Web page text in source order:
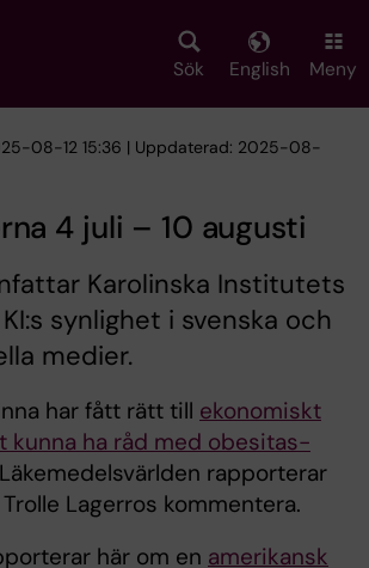
Sök English Meny
08-12 15:36 | Uppdaterad: 2025-08-
4 juli – 10 augusti
Karolinska Institutets
synlighet i svenska och
medier.
har fått rätt till ekonomiskt
kunna ha råd med obesitas-
rapporterar
Lagerros kommentera.
här om en amerikansk